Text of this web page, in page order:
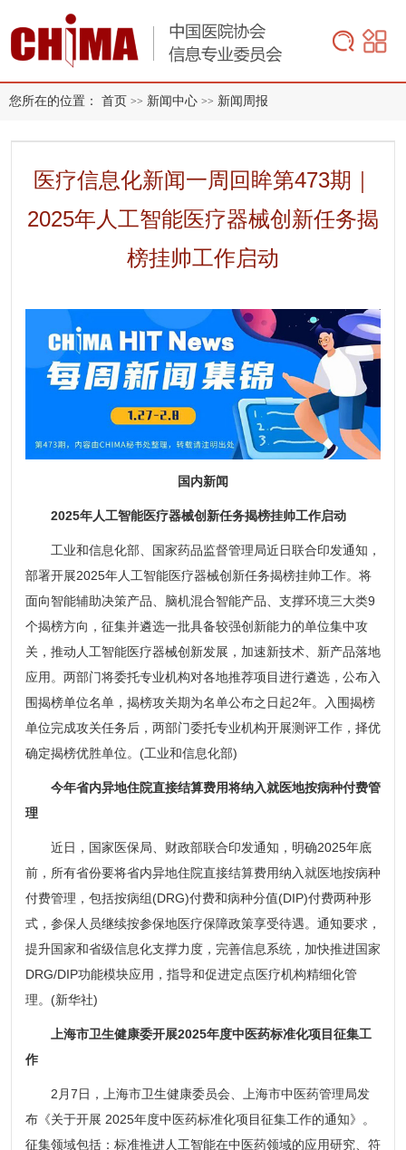
您所在的位置： 首页 >> 新闻中心 >> 新闻周报
医疗信息化新闻一周回眸第473期｜
2025年人工智能医疗器械创新任务揭
榜挂帅工作启动
国内新闻
2025年人工智能医疗器械创新任务揭榜挂帅工作启动
工业和信息化部、国家药品监督管理局近日联合印发通知，
部署开展2025年人工智能医疗器械创新任务揭榜挂帅工作。将
面向智能辅助决策产品、脑机混合智能产品、支撑环境三大类9
个揭榜方向，征集并遴选一批具备较强创新能力的单位集中攻
关，推动人工智能医疗器械创新发展，加速新技术、新产品落地
应用。两部门将委托专业机构对各地推荐项目进行遴选，公布入
围揭榜单位名单，揭榜攻关期为名单公布之日起2年。入围揭榜
单位完成攻关任务后，两部门委托专业机构开展测评工作，择优
确定揭榜优胜单位。(工业和信息化部)
今年省内异地住院直接结算费用将纳入就医地按病种付费管
理
近日，国家医保局、财政部联合印发通知，明确2025年底
前，所有省份要将省内异地住院直接结算费用纳入就医地按病种
付费管理，包括按病组(DRG)付费和病种分值(DIP)付费两种形
式，参保人员继续按参保地医疗保障政策享受待遇。通知要求，
提升国家和省级信息化支撑力度，完善信息系统，加快推进国家
DRG/DIP功能模块应用，指导和促进定点医疗机构精细化管
理。(新华社)
上海市卫生健康委开展2025年度中医药标准化项目征集工
作
2月7日，上海市卫生健康委员会、上海市中医药管理局发
布《关于开展 2025年度中医药标准化项目征集工作的通知》。
征集领域包括：标准推进人工智能在中医药领域的应用研究、符